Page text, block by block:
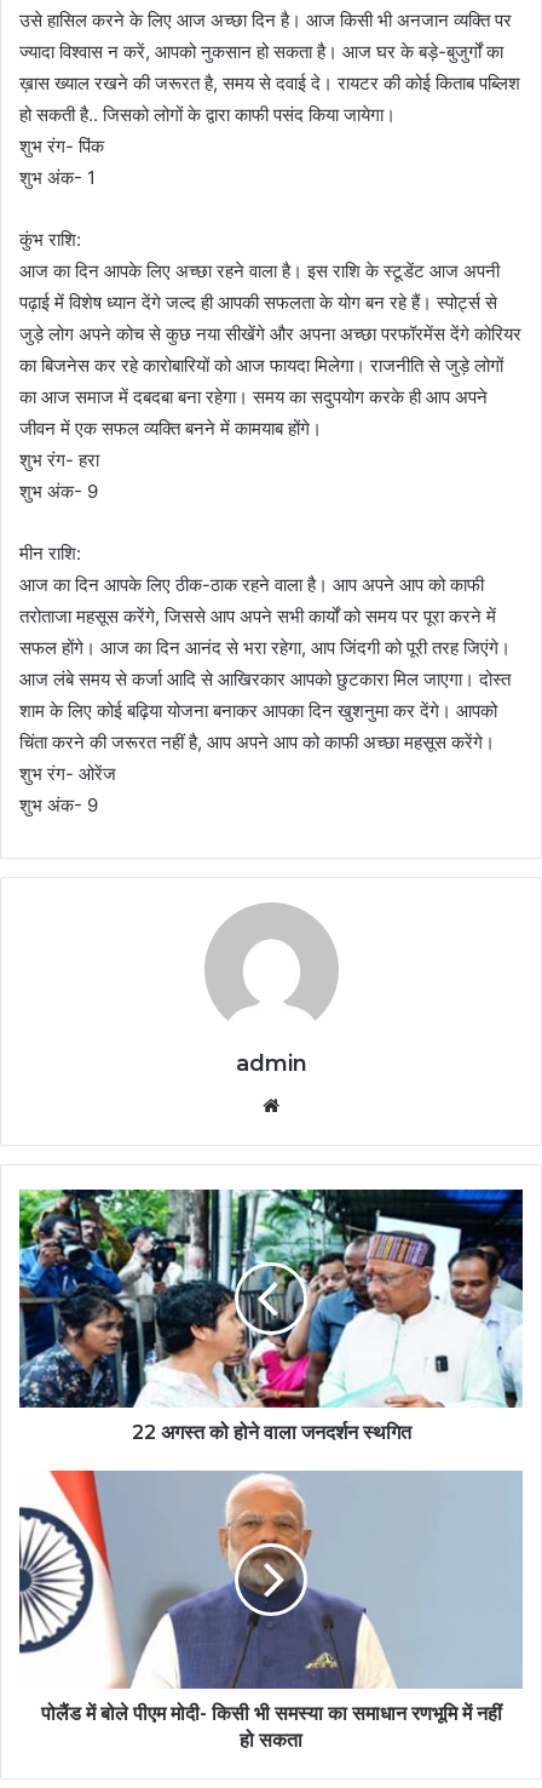
उसे हासिल करने के लिए आज अच्छा दिन है। आज किसी भी अनजान व्यक्ति पर
ज्यादा विश्वास न करें, आपको नुकसान हो सकता है। आज घर के बड़े-बुजुर्गों का
ख़ास ख्याल रखने की जरूरत है, समय से दवाई दे। रायटर की कोई किताब पब्लिश
हो सकती है.. जिसको लोगों के द्वारा काफी पसंद किया जायेगा।
शुभ रंग- पिंक
शुभ अंक- 1
कुंभ राशि:
आज का दिन आपके लिए अच्छा रहने वाला है। इस राशि के स्टूडेंट आज अपनी
पढ़ाई में विशेष ध्यान देंगे जल्द ही आपकी सफलता के योग बन रहे हैं। स्पोर्ट्स से
जुड़े लोग अपने कोच से कुछ नया सीखेंगे और अपना अच्छा परफॉरमेंस देंगे कोरियर
का बिजनेस कर रहे कारोबारियों को आज फायदा मिलेगा। राजनीति से जुड़े लोगों
का आज समाज में दबदबा बना रहेगा। समय का सदुपयोग करके ही आप अपने
जीवन में एक सफल व्यक्ति बनने में कामयाब होंगे।
शुभ रंग- हरा
शुभ अंक- 9
मीन राशि:
आज का दिन आपके लिए ठीक-ठाक रहने वाला है। आप अपने आप को काफी
तरोताजा महसूस करेंगे, जिससे आप अपने सभी कार्यों को समय पर पूरा करने में
सफल होंगे। आज का दिन आनंद से भरा रहेगा, आप जिंदगी को पूरी तरह जिएंगे।
आज लंबे समय से कर्जा आदि से आखिरकार आपको छुटकारा मिल जाएगा। दोस्त
शाम के लिए कोई बढ़िया योजना बनाकर आपका दिन खुशनुमा कर देंगे। आपको
चिंता करने की जरूरत नहीं है, आप अपने आप को काफी अच्छा महसूस करेंगे।
शुभ रंग- ओरेंज
शुभ अंक- 9
admin
22 अगस्त को होने वाला जनदर्शन स्थगित
पोलैंड में बोले पीएम मोदी- किसी भी समस्या का समाधान रणभूमि में नहीं
हो सकता